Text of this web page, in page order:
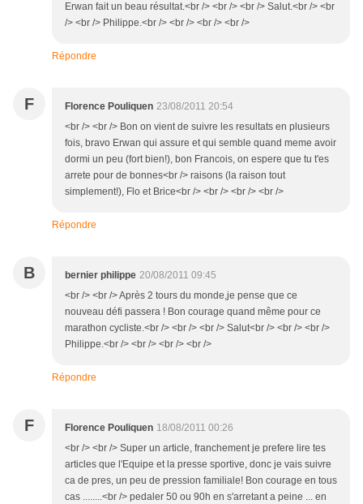
Erwan fait un beau résultat.<br /> <br /> <br /> Salut.<br /> <br
/> <br /> Philippe.<br /> <br /> <br /> <br />
Répondre
F Florence Pouliquen 23/08/2011 20:54
<br /> <br /> Bon on vient de suivre les resultats en plusieurs
fois, bravo Erwan qui assure et qui semble quand meme avoir
dormi un peu (fort bien!), bon Francois, on espere que tu t'es
arrete pour de bonnes<br /> raisons (la raison tout
simplement!), Flo et Brice<br /> <br /> <br /> <br />
Répondre
B bernier philippe 20/08/2011 09:45
<br /> <br /> Après 2 tours du monde,je pense que ce
nouveau défi passera ! Bon courage quand même pour ce
marathon cycliste.<br /> <br /> <br /> Salut<br /> <br /> <br />
Philippe.<br /> <br /> <br /> <br />
Répondre
F Florence Pouliquen 18/08/2011 00:26
<br /> <br /> Super un article, franchement je prefere lire tes
articles que l'Equipe et la presse sportive, donc je vais suivre
ca de pres, un peu de pression familiale! Bon courage en tous
cas ........<br /> pedaler 50 ou 90h en s'arretant a peine ... en